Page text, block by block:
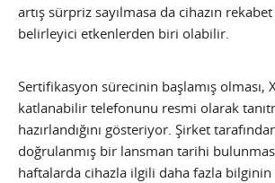
artış sürpriz sayılmasa da cihazın
belirleyici etkenlerden biri olabilir.
Sertifikasyon sürecinin başlamış olması,
katlanabilir telefonunu resmi olarak
hazırlandığını gösteriyor. Şirket
doğrulanmış bir lansman tarihi
haftalarda cihazla ilgili daha fazla bilginin